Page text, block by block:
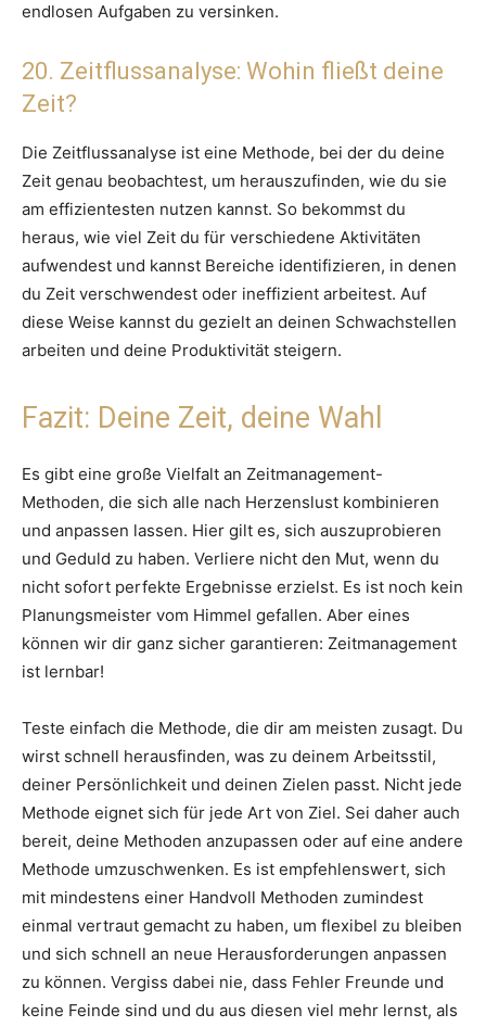
endlosen Aufgaben zu versinken.
20. Zeitflussanalyse: Wohin fließt deine
Zeit?
Die Zeitflussanalyse ist eine Methode, bei der du deine
Zeit genau beobachtest, um herauszufinden, wie du sie
am effizientesten nutzen kannst. So bekommst du
heraus, wie viel Zeit du für verschiedene Aktivitäten
aufwendest und kannst Bereiche identifizieren, in denen
du Zeit verschwendest oder ineffizient arbeitest. Auf
diese Weise kannst du gezielt an deinen Schwachstellen
arbeiten und deine Produktivität steigern.
Fazit: Deine Zeit, deine Wahl
Es gibt eine große Vielfalt an Zeitmanagement-
Methoden, die sich alle nach Herzenslust kombinieren
und anpassen lassen. Hier gilt es, sich auszuprobieren
und Geduld zu haben. Verliere nicht den Mut, wenn du
nicht sofort perfekte Ergebnisse erzielst. Es ist noch kein
Planungsmeister vom Himmel gefallen. Aber eines
können wir dir ganz sicher garantieren: Zeitmanagement
ist lernbar!
Teste einfach die Methode, die dir am meisten zusagt. Du
wirst schnell herausfinden, was zu deinem Arbeitsstil,
deiner Persönlichkeit und deinen Zielen passt. Nicht jede
Methode eignet sich für jede Art von Ziel. Sei daher auch
bereit, deine Methoden anzupassen oder auf eine andere
Methode umzuschwenken. Es ist empfehlenswert, sich
mit mindestens einer Handvoll Methoden zumindest
einmal vertraut gemacht zu haben, um flexibel zu bleiben
und sich schnell an neue Herausforderungen anpassen
zu können. Vergiss dabei nie, dass Fehler Freunde und
keine Feinde sind und du aus diesen viel mehr lernst, als